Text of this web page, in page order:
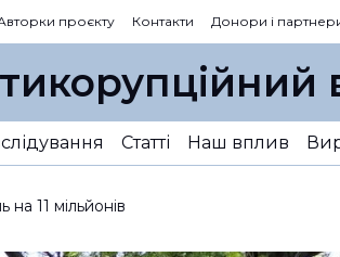
проєкту Контакти Донори і
Статті Наш вплив
11 мільйонів